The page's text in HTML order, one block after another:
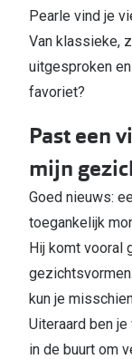
Pearle vind je
Van klassieke,
uitgesproken
favoriet?
Past een
mijn
Goed nieuws:
toegankelijk
Hij komt vooral
kun je
Uiteraard ben
in de buurt om